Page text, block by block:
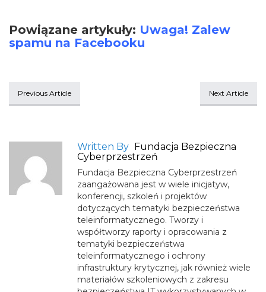
Powiązane artykuły: Uwaga! Zalew
spamu na Facebooku
Previous Article Next Article
Written By
Fundacja Bezpieczna
Cyberprzestrzeń
Fundacja Bezpieczna Cyberprzestrzeń
zaangażowana jest w wiele inicjatyw,
konferencji, szkoleń i projektów
dotyczących tematyki bezpieczeństwa
teleinformatycznego. Tworzy i
współtworzy raporty i opracowania z
tematyki bezpieczeństwa
teleinformatycznego i ochrony
infrastruktury krytycznej, jak również wiele
materiałów szkoleniowych z zakresu